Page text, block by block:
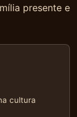
presente e
cultura